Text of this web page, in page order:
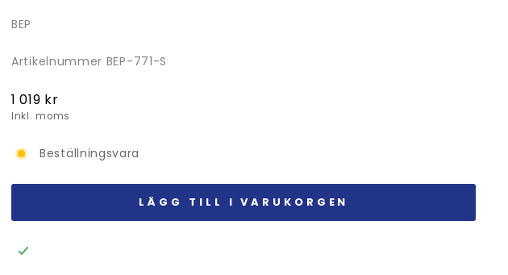
BEP
Artikelnummer BEP-771-S
Ordinarie
pris
1 019 kr
Inkl. moms
Beställningsvara
LÄGG TILL I VARUKORGEN